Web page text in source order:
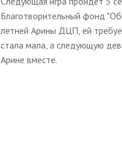
Благотворительный фонд
летней Арины ДЦП, ей
стала мала, а следующую
Арине вместе.